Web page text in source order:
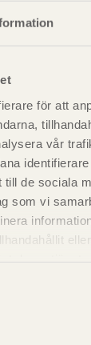
för att
vår
till de sociala
som vi
snön i kg.
i tabell
värden
se figur